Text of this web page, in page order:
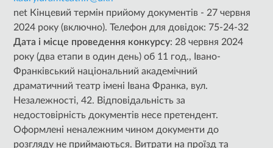
net Кінцевий термін прийому документів - 27 червня
2024 року (включно). Телефон для довідок: 75-24-32
Дата і місце проведення конкурсу: 28 червня 2024
року (два етапи в один день) об 11 год., Івано-
Франківський національний академічний
драматичний театр імені Івана Франка, вул.
Незалежності, 42. Відповідальність за
недостовірність документів несе претендент.
Оформлені неналежним чином документи до
розгляду не приймаються. Витрати на проїзд та